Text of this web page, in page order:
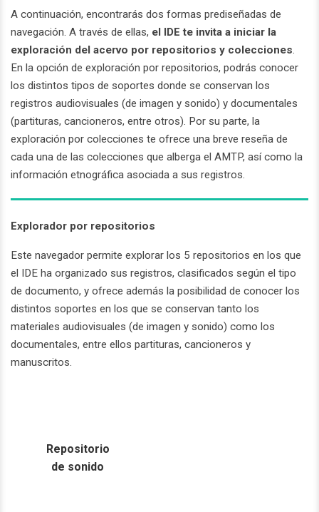
A continuación, encontrarás dos formas prediseñadas de
navegación. A través de ellas, el IDE te invita a iniciar la
exploración del acervo por repositorios y colecciones.
En la opción de exploración por repositorios, podrás conocer
los distintos tipos de soportes donde se conservan los
registros audiovisuales (de imagen y sonido) y documentales
(partituras, cancioneros, entre otros). Por su parte, la
exploración por colecciones te ofrece una breve reseña de
cada una de las colecciones que alberga el AMTP, así como la
información etnográfica asociada a sus registros.
Explorador por repositorios
Este navegador permite explorar los 5 repositorios en los que
el IDE ha organizado sus registros, clasificados según el tipo
de documento, y ofrece además la posibilidad de conocer los
distintos soportes en los que se conservan tanto los
materiales audiovisuales (de imagen y sonido) como los
documentales, entre ellos partituras, cancioneros y
manuscritos.
Repositorio
de sonido